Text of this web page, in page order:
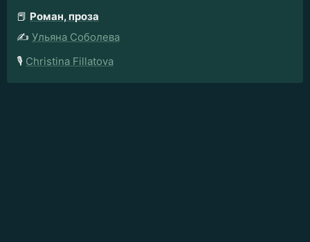
📕 Роман, проза
✍️ Ульяна Соболева
🎙️ Christina Fillatova